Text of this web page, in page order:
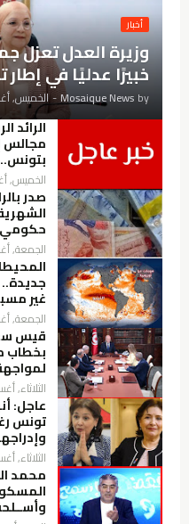
أخبار
وزيرة العدل
خبيرًا عدليًا في
by
Mosaique News
- الخميس,
الرائد
مجالس
الخميس,
صدر
الجمعة,
غير
الجمعة,
قيس
بخطاب
الثلاثاء,
عاجل:
الثلاثاء,
محمد